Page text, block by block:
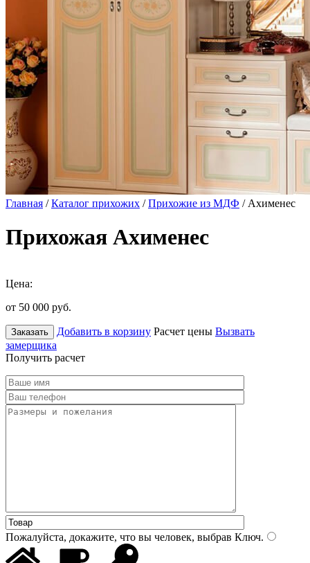
Главная /Каталог прихожих /Прихожие из МДФ / Ахименес
Прихожая Ахименес
Цена:
от 50 000 руб.
Заказать Добавить в корзину Расчет цены Вызвать
замерщика
Получить расчет
Пожалуйста, докажите, что вы человек, выбрав Ключ.